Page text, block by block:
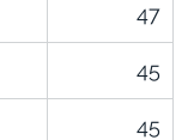
47
45
45